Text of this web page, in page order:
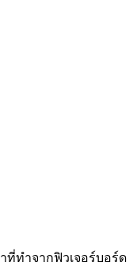
ที่ทำจากฟิวเจอร์บอร์ด